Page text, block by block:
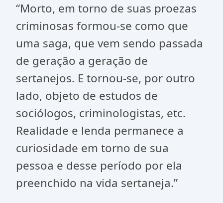
“Morto, em torno de suas proezas
criminosas formou-se como que
uma saga, que vem sendo passada
de geração a geração de
sertanejos. E tornou-se, por outro
lado, objeto de estudos de
sociólogos, criminologistas, etc.
Realidade e lenda permanece a
curiosidade em torno de sua
pessoa e desse período por ela
preenchido na vida sertaneja.”